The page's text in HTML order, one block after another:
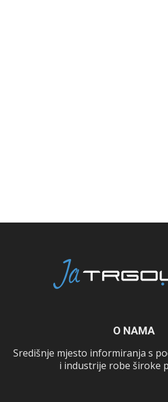
O NAMA
Središnje mjesto informiranja s
i industrije robe široke